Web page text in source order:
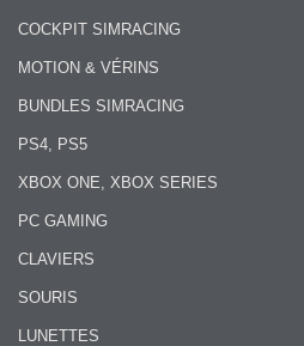
COCKPIT SIMRACING
MOTION & VÉRINS
BUNDLES SIMRACING
PS4, PS5
XBOX ONE, XBOX SERIES
PC GAMING
CLAVIERS
SOURIS
LUNETTES